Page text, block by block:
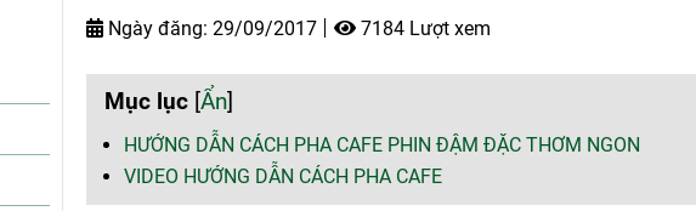
Ngày đăng: 29/09/2017 7184 Lượt xem
Mục lục [Ẩn]
HƯỚNG DẪN CÁCH PHA CAFE PHIN ĐẬM ĐẶC THƠM NGON
VIDEO HƯỚNG DẪN CÁCH PHA CAFE